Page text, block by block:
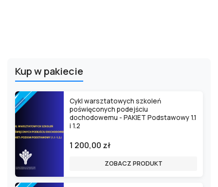
Kup w pakiecie
Cykl warsztatowych szkoleń
poświęconych podejściu
dochodowemu - PAKIET Podstawowy 1.1
i 1.2
1 200,00 zł
ZOBACZ PRODUKT